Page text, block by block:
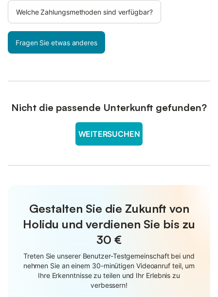
Welche Zahlungsmethoden sind verfügbar?
Fragen Sie etwas anderes
Nicht die passende Unterkunft gefunden?
WEITERSUCHEN
Gestalten Sie die Zukunft von
Holidu und verdienen Sie bis zu
30 €
Treten Sie unserer Benutzer-Testgemeinschaft bei und
nehmen Sie an einem 30-minütigen Videoanruf teil, um
Ihre Erkenntnisse zu teilen und Ihr Erlebnis zu
verbessern!